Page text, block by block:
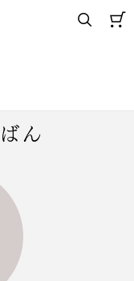
ん